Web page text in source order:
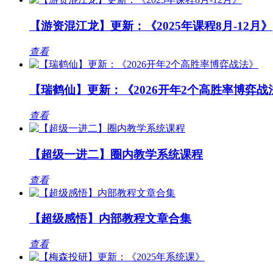
【游资混江龙】更新：《2025年课程8月-12月》
查看
【瑞鹤仙】更新：《2026开年2个高胜率博弈战
查看
【超级一进二】圈内教学系统课程
查看
【超级感悟】内部教程文章合集
查看